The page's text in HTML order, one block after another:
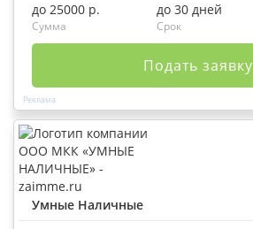
до 25000 р.
Сумма
до 30 дней
Срок
Подать заявку
Умные Наличные